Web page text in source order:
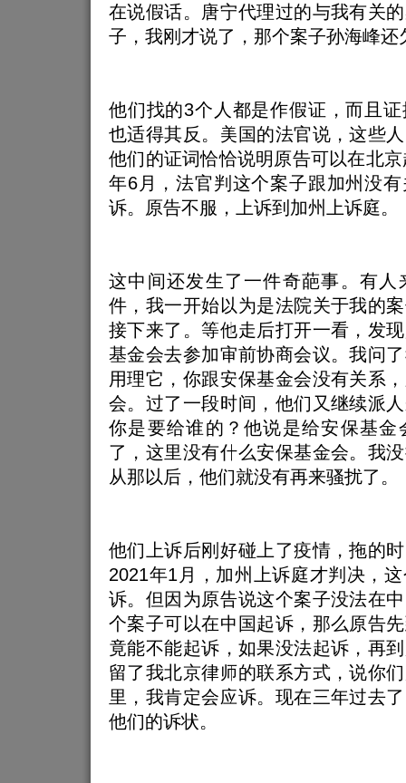
在说假话。唐宁代理过的与我有关
子，我刚才说了，那个案子孙海峰还
他们找的3个人都是作假证，而且
也适得其反。美国的法官说，这些
他们的证词恰恰说明原告可以在北
年6月，法官判这个案子跟加州没
诉。原告不服，上诉到加州上诉庭。
这中间还发生了一件奇葩事。有人
件，我一开始以为是法院关于我的
接下来了。等他走后打开一看，发
基金会去参加审前协商会议。我问
用理它，你跟安保基金会没有关系
会。过了一段时间，他们又继续派
你是要给谁的？他说是给安保基金
了，这里没有什么安保基金会。我
从那以后，他们就没有再来骚扰了。
他们上诉后刚好碰上了疫情，拖的
2021年1月，加州上诉庭才判决，
诉。但因为原告说这个案子没法在
个案子可以在中国起诉，那么原告
竟能不能起诉，如果没法起诉，再
留了我北京律师的联系方式，说你
里，我肯定会应诉。现在三年过去
他们的诉状。